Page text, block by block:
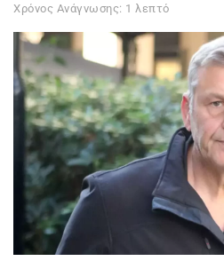
Χρόνος Ανάγνωσης: 1 λεπτό